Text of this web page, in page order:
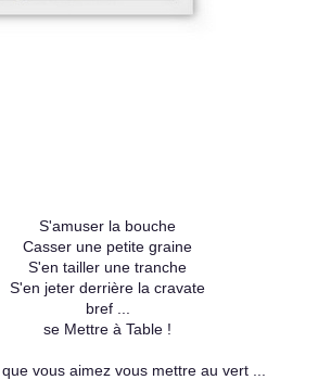
S'amuser la bouche
Casser une petite graine
S'en tailler une tranche
S'en jeter derrière la cravate
bref ...
se Mettre à Table !
vous aimez vous mettre au vert ...